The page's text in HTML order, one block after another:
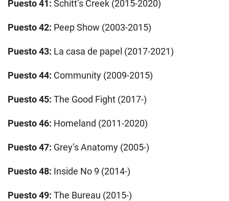
Puesto 41: Schitt’s Creek (2015-2020)
Puesto 42: Peep Show (2003-2015)
Puesto 43: La casa de papel (2017-2021)
Puesto 44: Community (2009-2015)
Puesto 45: The Good Fight (2017-)
Puesto 46: Homeland (2011-2020)
Puesto 47: Grey’s Anatomy (2005-)
Puesto 48: Inside No 9 (2014-)
Puesto 49: The Bureau (2015-)